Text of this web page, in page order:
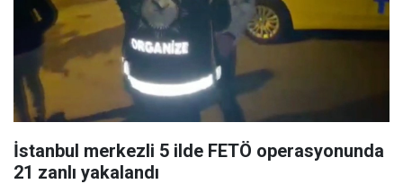
İstanbul merkezli 5 ilde FETÖ operasyonunda
21 zanlı yakalandı